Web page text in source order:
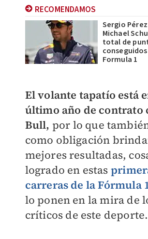
RECOMENDAMOS
Sergio
Michael
total de
Formula 1
El volante tapatío está
último año de contrato
Bull, por lo que
como obligación
mejores resultadas,
logrado en estas
carreras de la Fórmula
lo ponen en la mira de
críticos de este deporte.